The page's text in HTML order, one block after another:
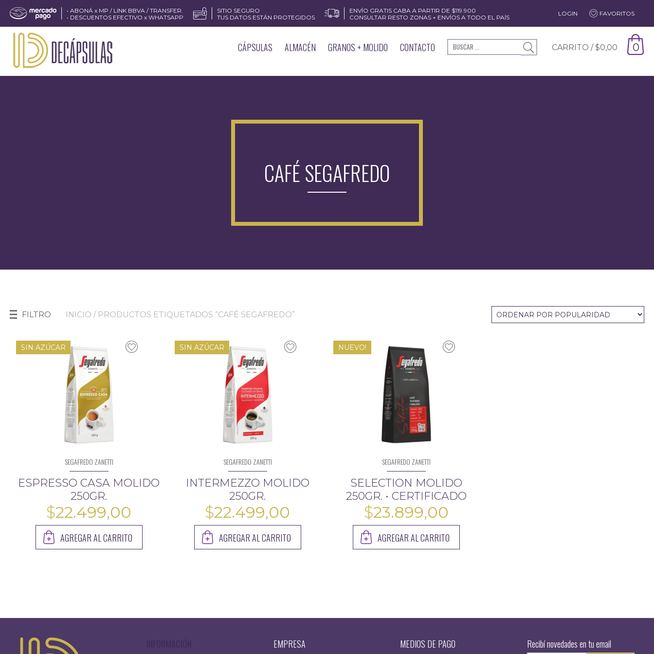
• ABONÁ x MP / LINK BBVA / TRANSFER.
• DESCUENTOS EFECTIVO x WHATSAPP
SITIO SEGURO
TUS DATOS ESTÁN PROTEGIDOS
ENVÍO GRATIS CABA A PARTIR DE $119.900
CONSULTAR RESTO ZONAS + ENVÍOS A TODO EL PAÍS
LOGIN FAVORITOS
CARRITO /$0,00 0
CÁPSULAS ALMACÉN GRANOS + MOLIDO CONTACTO
CAFÉ SEGAFREDO
FILTRO INICIO / PRODUCTOS ETIQUETADOS “CAFÉ SEGAFREDO”
SIN AZÚCAR
SEGAFREDO ZANETTI
ESPRESSO CASA MOLIDO
250GR.
$22.499,00
AGREGAR AL CARRITO
SIN AZÚCAR
SEGAFREDO ZANETTI
INTERMEZZO MOLIDO
250GR.
$22.499,00
AGREGAR AL CARRITO
NUEVO!
SEGAFREDO ZANETTI
SELECTION MOLIDO
250GR. • CERTIFICADO
$23.899,00
AGREGAR AL CARRITO
EMPRESA MEDIOS DE PAGO Recibí novedades en tu email